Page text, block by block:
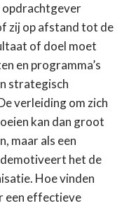
opdrachtgever
zij op afstand tot de
of doel moet
en programma’s
strategisch
verleiding om zich
kan dan groot
maar als een
het de
Hoe vinden
een effectieve